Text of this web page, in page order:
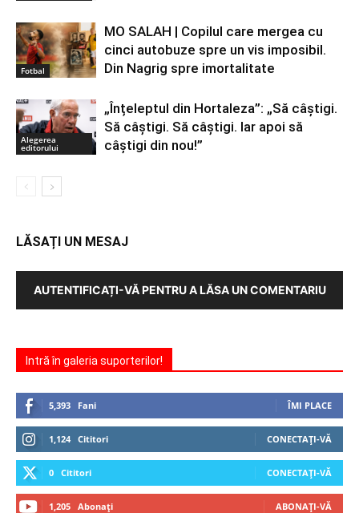
Fotbal
MO SALAH | Copilul care mergea cu
cinci autobuze spre un vis imposibil.
Din Nagrig spre imortalitate
Alegerea
editorului
„Înțeleptul din Hortaleza”: „Să câștigi.
Să câștigi. Să câștigi. Iar apoi să
câștigi din nou!”
LĂSAȚI UN MESAJ
AUTENTIFICAȚI-VĂ PENTRU A LĂSA UN COMENTARIU
Intră în galeria suporterilor!
5,393 Fani ÎMI PLACE
1,124 Cititori CONECTAȚI-VĂ
0 Cititori CONECTAȚI-VĂ
1,205 Abonați ABONAȚI-VĂ